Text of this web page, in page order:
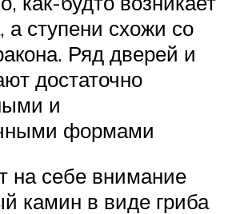
а ступени схожи со
Ряд дверей и
достаточно
и
формами
на себе внимание
камин в виде гриба